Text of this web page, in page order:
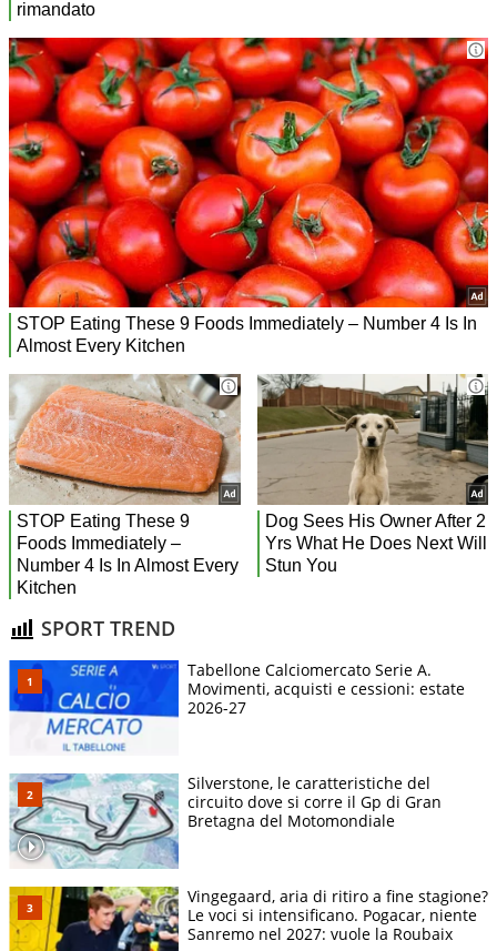
SPORT TREND
Tabellone Calciomercato Serie A.
Movimenti, acquisti e cessioni: estate
2026-27
Silverstone, le caratteristiche del
circuito dove si corre il Gp di Gran
Bretagna del Motomondiale
Vingegaard, aria di ritiro a fine stagione?
Le voci si intensificano. Pogacar, niente
Sanremo nel 2027: vuole la Roubaix